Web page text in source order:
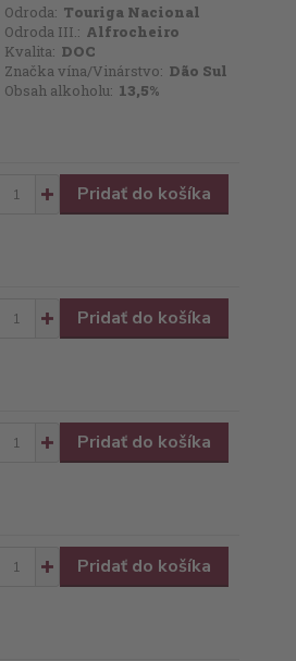
Odroda: Touriga Nacional
Odroda III.: Alfrocheiro
Kvalita: DOC
Značka vína/Vinárstvo: Dão Sul
Obsah alkoholu: 13,5%
Pridať do košíka
Pridať do košíka
Pridať do košíka
Pridať do košíka